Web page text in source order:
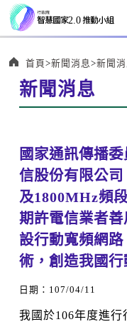
首頁 新聞消息 新聞消
新聞消息
:::
國家通訊傳播
信股份有限公
及1800MHz頻
期許電信業者
設行動寬頻網
術，創造我國
日期：107/04/11
我國於106年度進行